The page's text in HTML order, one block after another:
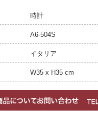
時計
A6-504S
イタリア
W35 x H35 cm